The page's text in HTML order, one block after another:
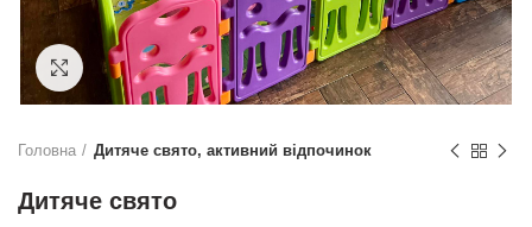
Натисніть, щоб збільшити
Головна Дитяче свято, активний відпочинок
Дитяче свято